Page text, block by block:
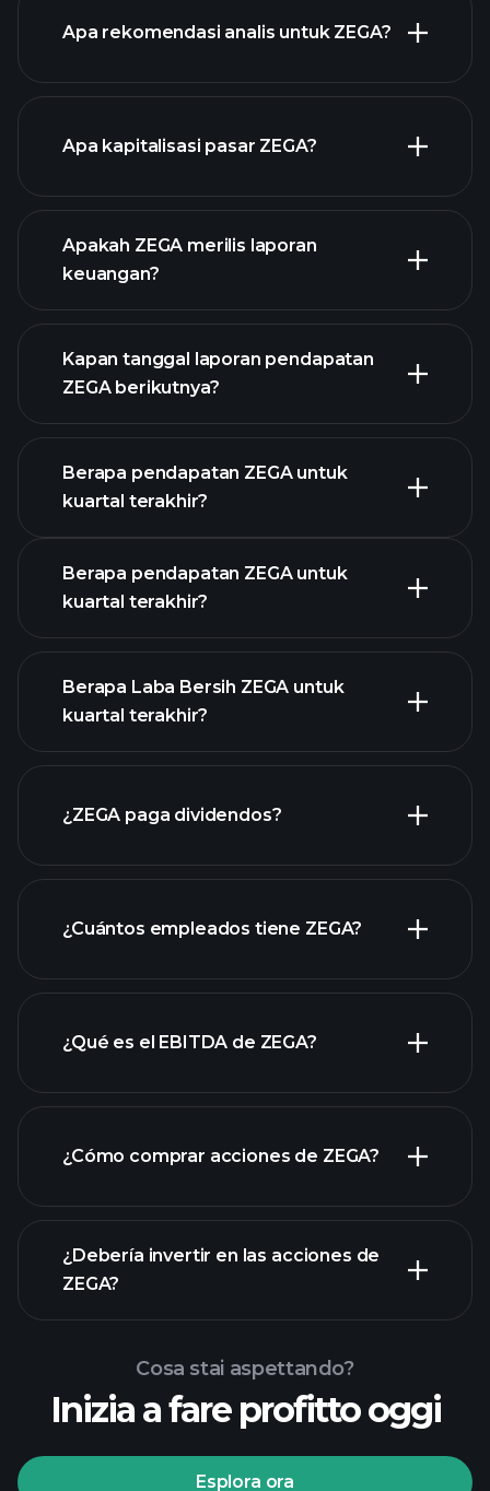
Apa rekomendasi analis untuk ZEGA?
Apa kapitalisasi pasar ZEGA?
daftar saham kami
Apakah ZEGA merilis laporan
keuangan?
keuangan ZEGA
Kapan tanggal laporan pendapatan
ZEGA berikutnya?
Berapa pendapatan ZEGA untuk
kuartal terakhir?
pendapatan
Berapa pendapatan ZEGA untuk
kuartal terakhir?
ZEGA
Berapa Laba Bersih ZEGA untuk
kuartal terakhir?
¿ZEGA paga dividendos?
¿Cuántos empleados tiene ZEGA?
¿Qué es el EBITDA de ZEGA?
rapporti finanziari
¿Cómo comprar acciones de ZEGA?
torneos Playtrade
¿Debería invertir en las acciones de
ZEGA?
Cosa stai aspettando?
Inizia a fare profitto oggi
Esplora ora